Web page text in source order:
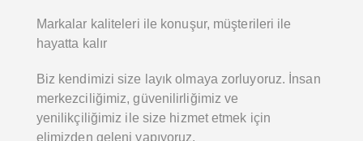
Markalar kaliteleri ile konuşur, müşterileri ile
hayatta kalır
Biz kendimizi size layık olmaya zorluyoruz. İnsan
merkezciliğimiz, güvenilirliğimiz ve
yenilikçiliğimiz ile size hizmet etmek için
elimizden geleni yapıyoruz.